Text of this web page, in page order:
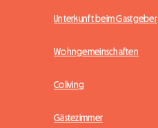
Unterkunft beim Gastgeber
Wohngemeinschaften
Coliving
Gästezimmer